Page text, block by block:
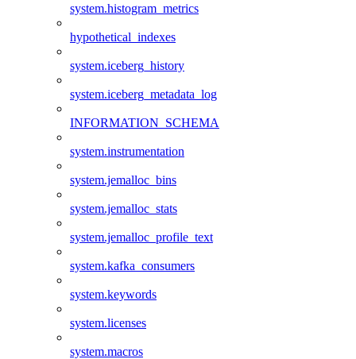
system.histogram_metrics
hypothetical_indexes
system.iceberg_history
system.iceberg_metadata_log
INFORMATION_SCHEMA
system.instrumentation
system.jemalloc_bins
system.jemalloc_stats
system.jemalloc_profile_text
system.kafka_consumers
system.keywords
system.licenses
system.macros